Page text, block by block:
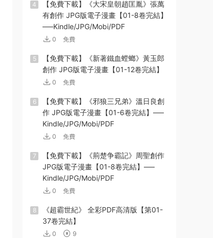
4
【免費下載】《大宋皇朝趙匡胤》張萬
有創作 JPG版電子漫畫【01-8卷完結】
—–Kindle/JPG/Mobi/PDF
0 免費
5
【免費下載】《新著鐵血螳螂》黃玉郎
創作 JPG版電子漫畫【01-12卷完結】
0 免費
6
【免費下載】《邪狼三兄弟》溫日良創
作 JPG版電子漫畫【01-6卷完結】—–
Kindle/JPG/Mobi/PDF
0 免費
7
【免費下載】《荊楚争霸記》周聖創作
JPG版電子漫畫【01-8卷完結】—–
Kindle/JPG/Mobi/PDF
0 免費
8
《超霸世紀》 全彩PDF高清版【第01-
37卷完結】
0 9